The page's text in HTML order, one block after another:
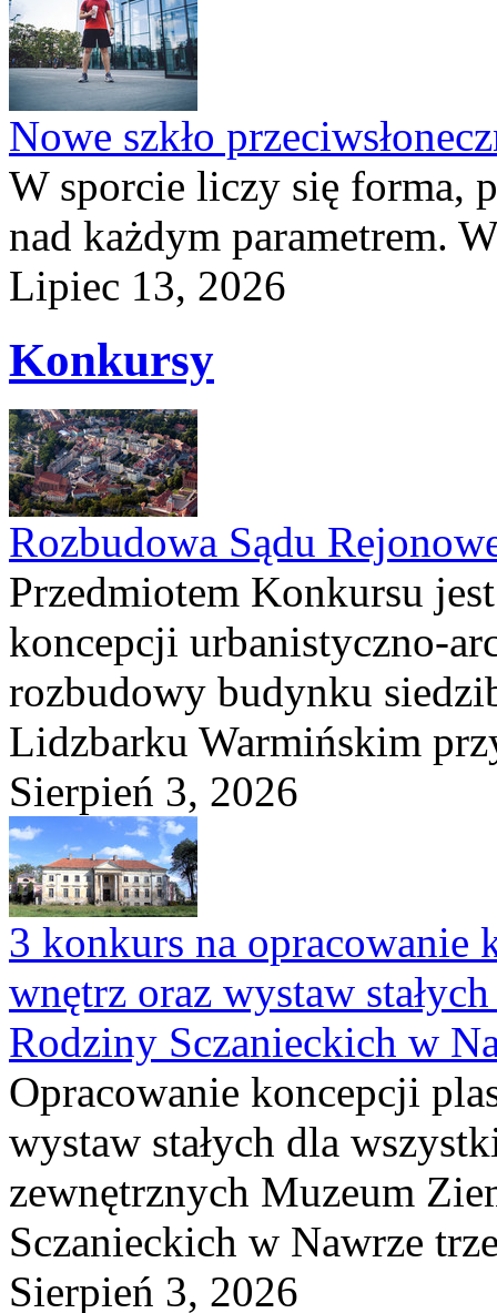
Nowe szkło
W sporcie liczy się forma,
nad każdym parametrem.
Lipiec 13, 2026
Konkursy
Rozbudowa Sądu
Przedmiotem Konkursu
koncepcji urbanistyczno-
rozbudowy budynku
Lidzbarku Warmińskim
Sierpień 3, 2026
3 konkurs na opracowanie
wnętrz oraz wystaw
Rodziny Sczanieckich w
Opracowanie koncepcji
wystaw stałych dla
zewnętrznych Muzeum
Sczanieckich w Nawrze
Sierpień 3, 2026